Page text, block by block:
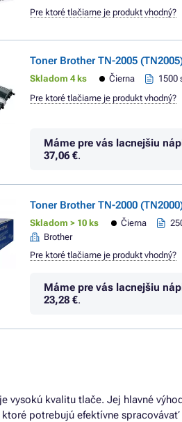
Pre ktoré tlačiarne je produkt vhodný?
Toner Brother TN-2005
Skladom 4 ks Čierna 1500
Pre ktoré tlačiarne je produkt vhodný?
Máme pre vás lacnejšiu
37,06 €.
Toner Brother TN-2000
Skladom > 10 ks Čierna
Brother
Pre ktoré tlačiarne je produkt vhodný?
Máme pre vás lacnejšiu
23,28 €.
vysokú kvalitu tlače. Jej hlavné
potrebujú efektívne